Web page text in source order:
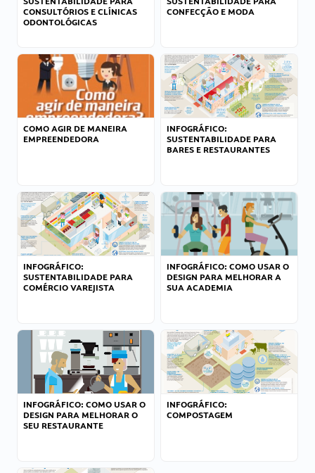
CONSULTÓRIOS E CLÍNICAS
ODONTOLÓGICAS
CONFECÇÃO E MODA
COMO AGIR DE MANEIRA
EMPREENDEDORA
INFOGRÁFICO:
SUSTENTABILIDADE PARA
BARES E RESTAURANTES
INFOGRÁFICO:
SUSTENTABILIDADE PARA
COMÉRCIO VAREJISTA
INFOGRÁFICO: COMO USAR O
DESIGN PARA MELHORAR A
SUA ACADEMIA
INFOGRÁFICO: COMO USAR O
DESIGN PARA MELHORAR O
SEU RESTAURANTE
INFOGRÁFICO:
COMPOSTAGEM